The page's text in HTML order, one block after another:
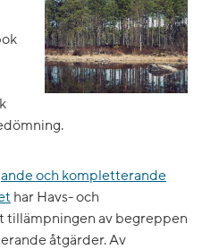
och kompletterande
har Havs- och
av begreppen
åtgärder. Av